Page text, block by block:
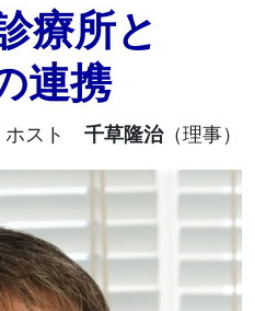
療所と
連携
ホスト 千草隆治（理事）